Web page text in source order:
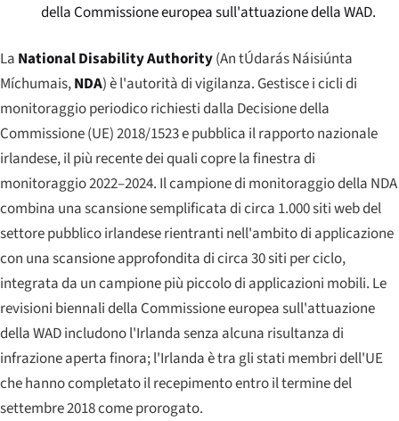
della Commissione europea sull'attuazione della WAD.
La National Disability Authority(An tÚdarás Náisiúnta
Míchumais,NDA) è l'autorità di vigilanza. Gestisce i cicli di
monitoraggio periodico richiesti dalla Decisione della
Commissione (UE) 2018/1523 e pubblica il rapporto nazionale
irlandese, il più recente dei quali copre la finestra di
monitoraggio 2022–2024. Il campione di monitoraggio della NDA
combina una scansione semplificata di circa 1.000 siti web del
settore pubblico irlandese rientranti nell'ambito di applicazione
con una scansione approfondita di circa 30 siti per ciclo,
integrata da un campione più piccolo di applicazioni mobili. Le
revisioni biennali della Commissione europea sull'attuazione
della WAD includono l'Irlanda senza alcuna risultanza di
infrazione aperta finora; l'Irlanda è tra gli stati membri dell'UE
che hanno completato il recepimento entro il termine del
settembre 2018 come prorogato.